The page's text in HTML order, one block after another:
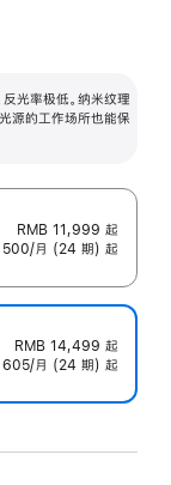
光率极低。纳米纹理
源的工作场所也能保
RMB 11,999 起
500/月 (24 期) 起
RMB 14,499 起
605/月 (24 期) 起